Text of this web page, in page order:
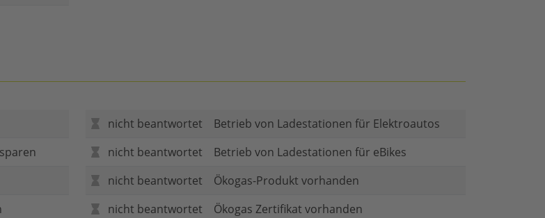
nicht beantwortet
Betrieb von Ladestationen für Elektroautos
nicht beantwortet
Betrieb von Ladestationen für eBikes
nicht beantwortet
Ökogas-Produkt vorhanden
nicht beantwortet
Ökogas Zertifikat vorhanden